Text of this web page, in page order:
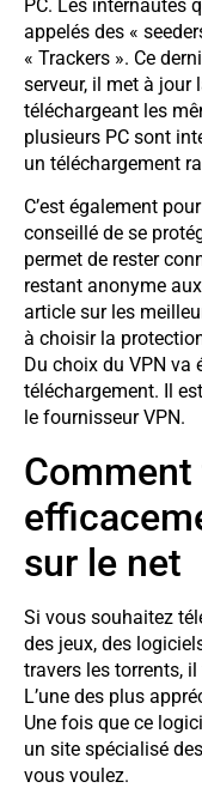
PC. Les internautes
appelés des «
« Trackers ». Ce
serveur, il met à jour
téléchargeant les
plusieurs PC sont
un téléchargement
C’est également
conseillé de se
permet de rester
restant anonyme
article sur les
à choisir la
Du choix du VPN va
téléchargement. Il
le fournisseur VPN.
sur le net
Si vous souhaitez
des jeux, des
travers les torrents,
L’une des plus
Une fois que ce
un site spécialisé
vous voulez.